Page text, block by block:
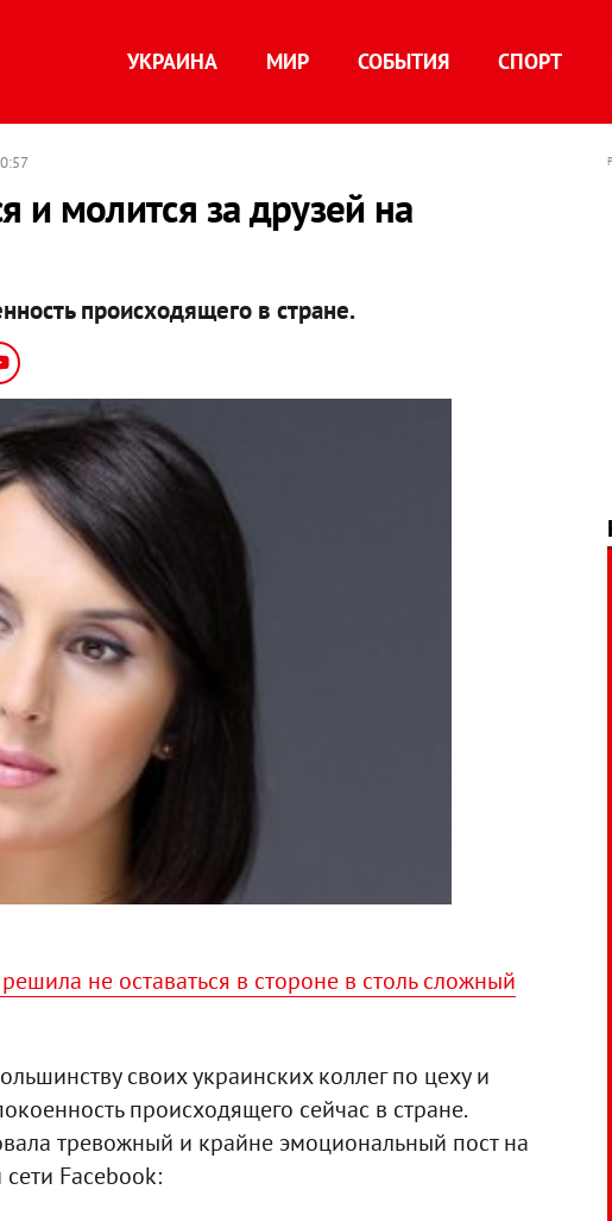
УКРАИНА МИР СОБЫТИЯ СПОРТ
и молится за друзей на
происходящего в стране.
не оставаться в стороне в столь сложный
своих украинских коллег по цеху и
происходящего сейчас в стране.
тревожный и крайне эмоциональный пост на
Facebook: